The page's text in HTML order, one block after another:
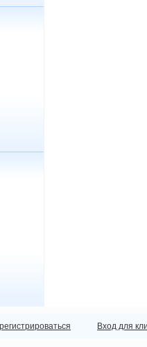
Вход для